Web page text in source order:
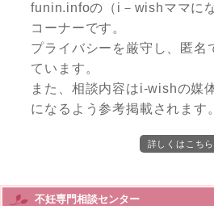
funin.infoの（i－wishママに
コーナーです。
プライバシーを厳守し、匿名
ています。
また、相談内容はi-wishの媒
になるよう参考掲載されます。
詳しくはこちら
不妊専門相談センター